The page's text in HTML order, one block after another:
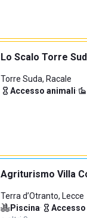
Lo Scalo Torre
Torre Suda, Racale
Accesso animali·
Agriturismo Villa
Terra d’Otranto, Lecce
Piscina·